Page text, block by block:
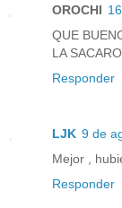
OROCHI
QUE
LA
Responder
LJK 9 de
Mejor ,
Responder